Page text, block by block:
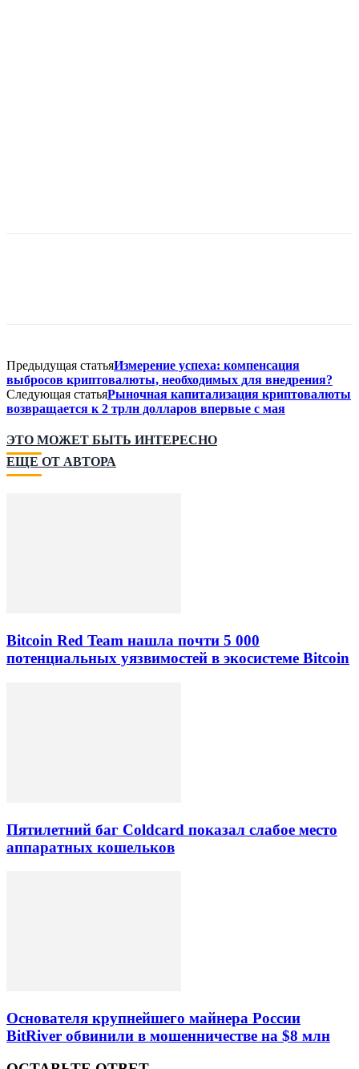
Предыдущая статьяИзмерение успеха: компенсация
выбросов криптовалюты, необходимых для внедрения?
Следующая статьяРыночная капитализация криптовалюты
возвращается к 2 трлн долларов впервые с мая
ЭТО МОЖЕТ БЫТЬ ИНТЕРЕСНО
ЕЩЕ ОТ АВТОРА
Bitcoin Red Team нашла почти 5 000
потенциальных уязвимостей в экосистеме Bitcoin
Пятилетний баг Coldcard показал слабое место
аппаратных кошельков
Основателя крупнейшего майнера России
BitRiver обвинили в мошенничестве на $8 млн